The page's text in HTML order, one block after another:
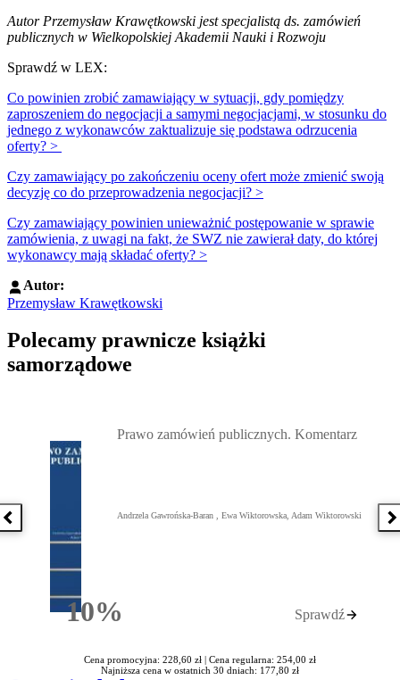
Autor Przemysław Krawętkowski jest specjalistą ds. zamówień
publicznych w Wielkopolskiej Akademii Nauki i Rozwoju
Sprawdź w LEX:
Co powinien zrobić zamawiający w sytuacji, gdy pomiędzy
zaproszeniem do negocjacji a samymi negocjacjami, w stosunku do
jednego z wykonawców zaktualizuje się podstawa odrzucenia
oferty? >
Czy zamawiający po zakończeniu oceny ofert może zmienić swoją
decyzję co do przeprowadzenia negocjacji? >
Czy zamawiający powinien unieważnić postępowanie w sprawie
zamówienia, z uwagi na fakt, że SWZ nie zawierał daty, do której
wykonawcy mają składać oferty? >
Autor:
Przemysław Krawętkowski
Polecamy prawnicze książki
samorządowe
Poprzednia książka
10%Rabatu
Prawo zamówień publicznych. Komentarz
Andrzela Gawrońska-Baran , Ewa Wiktorowska, Adam Wiktorowski
Sprawdź
Cena promocyjna: 228,60 zł | Cena regularna: 254,00 zł
Najniższa cena w ostatnich 30 dniach: 177,80 zł